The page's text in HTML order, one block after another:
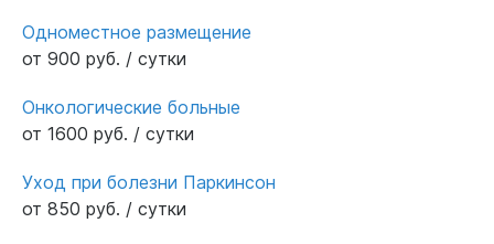
Одноместное размещение
от 900 руб. / сутки
Онкологические больные
от 1600 руб. / сутки
Уход при болезни Паркинсон
от 850 руб. / сутки